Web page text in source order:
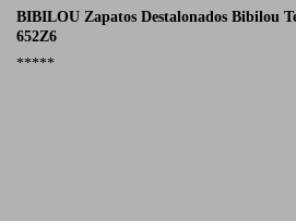
BIBILOU Zapatos Destalonados Bibilou
652Z6
*****